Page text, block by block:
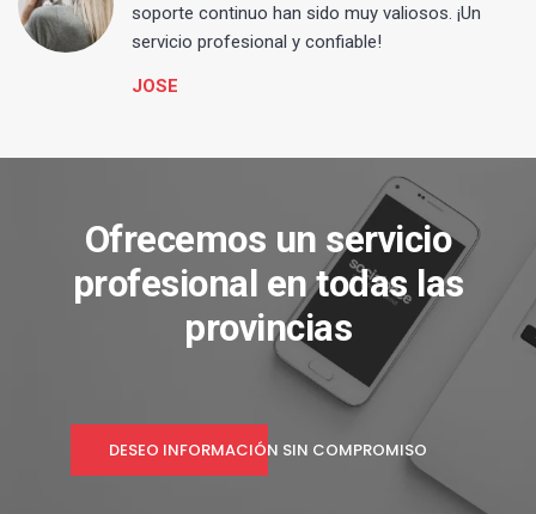
soporte continuo han sido muy valiosos. ¡Un
servicio profesional y confiable!
JOSE
Ofrecemos un servicio
profesional en todas las
provincias
DESEO INFORMACIÓN SIN COMPROMISO